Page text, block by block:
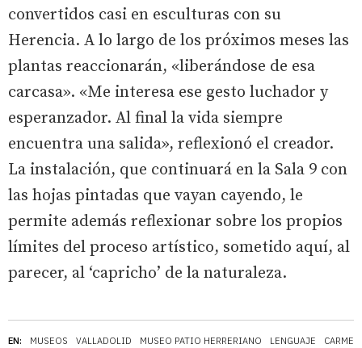
EN: MUSEOS VALLADOLID MUSEO PATIO HERRERIANO LENGUAJE
convertidos casi en esculturas con su
Herencia. A lo largo de los próximos meses las
plantas reaccionarán, «liberándose de esa
carcasa». «Me interesa ese gesto luchador y
esperanzador. Al final la vida siempre
encuentra una salida», reflexionó el creador.
La instalación, que continuará en la Sala 9 con
las hojas pintadas que vayan cayendo, le
permite además reflexionar sobre los propios
límites del proceso artístico, sometido aquí, al
parecer, al ‘capricho’ de la naturaleza.